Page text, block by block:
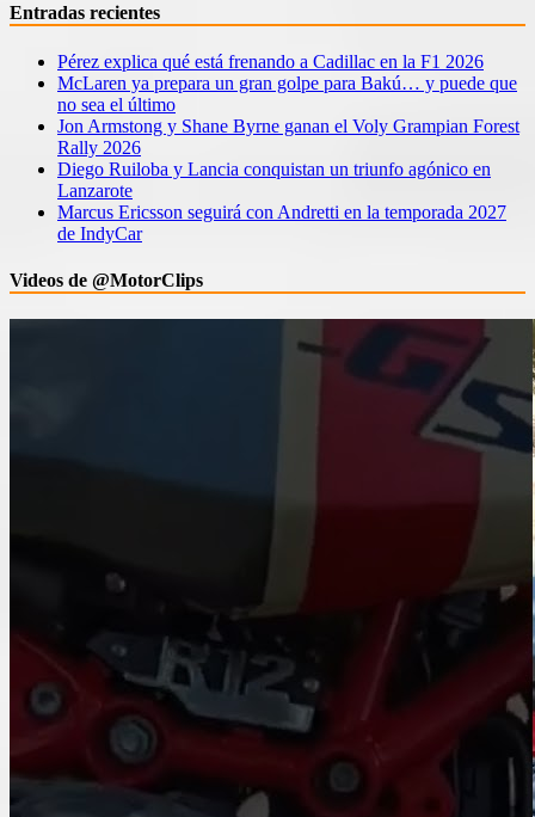
Entradas recientes
Pérez explica qué está frenando a Cadillac en la F1 2026
McLaren ya prepara un gran golpe para Bakú… y puede que
no sea el último
Jon Armstong y Shane Byrne ganan el Voly Grampian Forest
Rally 2026
Diego Ruiloba y Lancia conquistan un triunfo agónico en
Lanzarote
Marcus Ericsson seguirá con Andretti en la temporada 2027
de IndyCar
Videos de @MotorClips